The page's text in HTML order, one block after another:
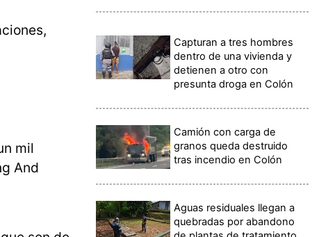
mil
And
Capturan a tres hombres
dentro de una vivienda y
detienen a otro con
presunta droga en Colón
Camión con carga de
granos queda destruido
tras incendio en Colón
Aguas residuales llegan a
quebradas por abandono